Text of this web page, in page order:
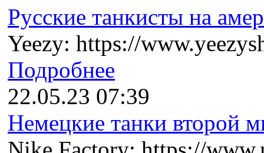
Русские танкисты на
Yeezy: https://
Подробнее
22.05.23 07:39
Немецкие танки второй